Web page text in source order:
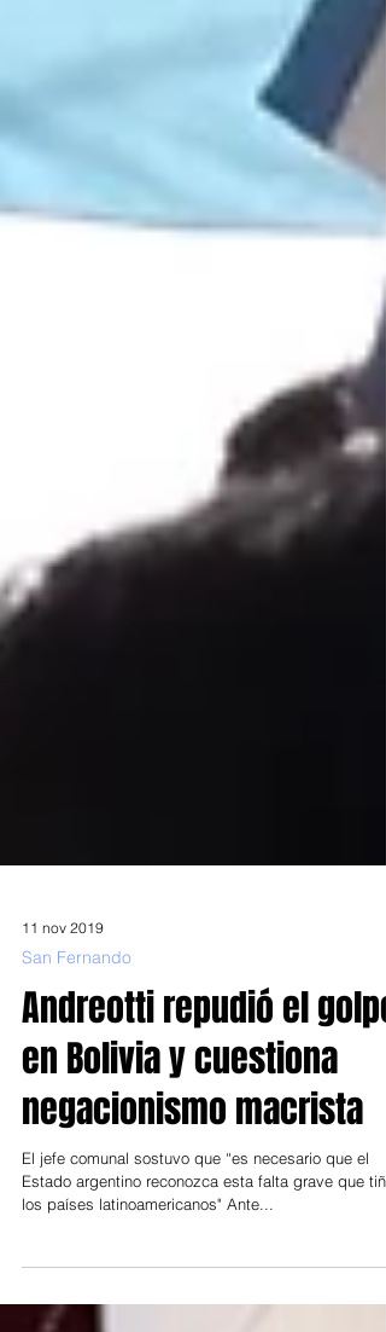
11 nov 2019
San Fernando
Andreotti repudió el golpe
en Bolivia y cuestiona
negacionismo macrista
El jefe comunal sostuvo que “es necesario que el
los países latinoamericanos" Ante...